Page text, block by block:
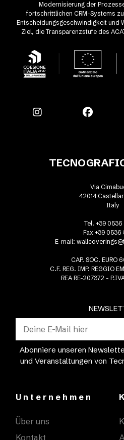
Modernisierung der
fortschrittlichen CRM-Systems
Entscheidungsgeschwindigkeit und
Ziel, die Transparenzstufe des
Abonniere unseren
und Veranstaltungen von
Via
42014
Italy
Tel. +39 0536
Fax +39 0536
E-mail:
CAP. SOC. EURO
C.F. REG. IMP. REGGIO
REA RE-207372 -
Unternehmen
Über uns
Kontakt